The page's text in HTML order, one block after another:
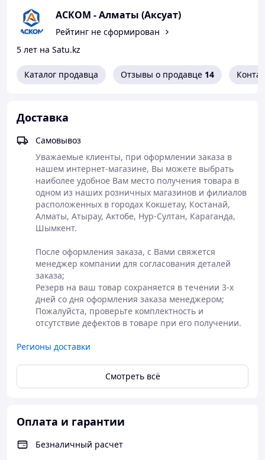
оптовым клиентам.
Оформление
заказа на сайте
Полная
предоплата
магазине
Самовывоз или
доставка
курьерскими
службами СДЕК,
Доставка до
магазина АСКОМ
АСКОМ - Алматы (Аксуат)
Рейтинг не сформирован
5 лет на Satu.kz
Каталог продавца Отзывы о продавце 14
Доставка
Самовывоз
Уважаемые клиенты, при оформлении заказа в
нашем интернет-магазине, Вы можете выбрать
наиболее удобное Вам место получения товара в
одном из наших розничных магазинов и филиалов
расположенных в городах Кокшетау, Костанай,
Алматы, Атырау, Актобе, Нур-Султан, Караганда,
Шымкент.
После оформления заказа, с Вами свяжется
менеджер компании для согласования деталей
заказа;
Резерв на ваш товар сохраняется в течении 3-х
дней со дня оформления заказа менеджером;
Пожалуйста, проверьте комплектность и
отсутствие дефектов в товаре при его получении.
Регионы доставки
Смотреть всё
Оплата и гарантии
Безналичный расчет